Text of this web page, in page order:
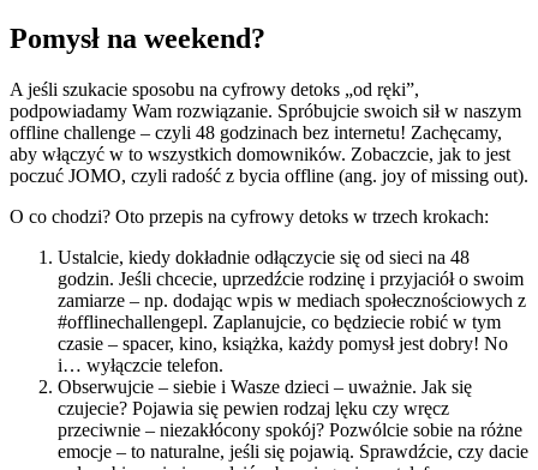
Pomysł na weekend?
A jeśli szukacie sposobu na cyfrowy detoks „od ręki”,
podpowiadamy Wam rozwiązanie. Spróbujcie swoich sił w naszym
offline challenge – czyli 48 godzinach bez internetu! Zachęcamy,
aby włączyć w to wszystkich domowników. Zobaczcie, jak to jest
poczuć JOMO, czyli radość z bycia offline (ang. joy of missing out).
O co chodzi? Oto przepis na cyfrowy detoks w trzech krokach:
Ustalcie, kiedy dokładnie odłączycie się od sieci na 48
godzin. Jeśli chcecie, uprzedźcie rodzinę i przyjaciół o swoim
zamiarze – np. dodając wpis w mediach społecznościowych z
#offlinechallengepl. Zaplanujcie, co będziecie robić w tym
czasie – spacer, kino, książka, każdy pomysł jest dobry! No
i… wyłączcie telefon.
Obserwujcie – siebie i Wasze dzieci – uważnie. Jak się
czujecie? Pojawia się pewien rodzaj lęku czy wręcz
przeciwnie – niezakłócony spokój? Pozwólcie sobie na różne
emocje – to naturalne, jeśli się pojawią. Sprawdźcie, czy dacie